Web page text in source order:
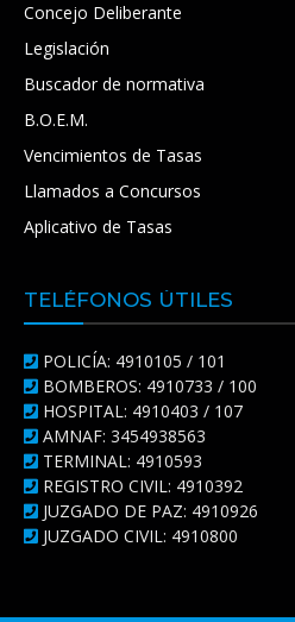
Concejo Deliberante
Legislación
Buscador de normativa
B.O.E.M.
Vencimientos de Tasas
Llamados a Concursos
Aplicativo de Tasas
TELÉFONOS ÚTILES
POLICÍA: 4910105 / 101
BOMBEROS: 4910733 / 100
HOSPITAL: 4910403 / 107
AMNAF: 3454938563
TERMINAL: 4910593
REGISTRO CIVIL: 4910392
JUZGADO DE PAZ: 4910926
JUZGADO CIVIL: 4910800